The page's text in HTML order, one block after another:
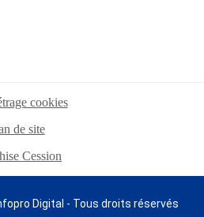
cookies
de site
Cession
Digital - Tous droits réservés